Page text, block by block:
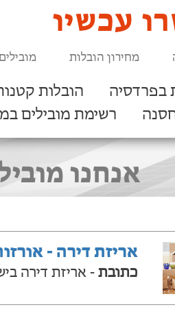
עכשיו
מחירון הובלות
בפרדסיה הובלות
רשימת מובילים
אנחנו
אריזת דירה -
כתובת - אריזת דירה